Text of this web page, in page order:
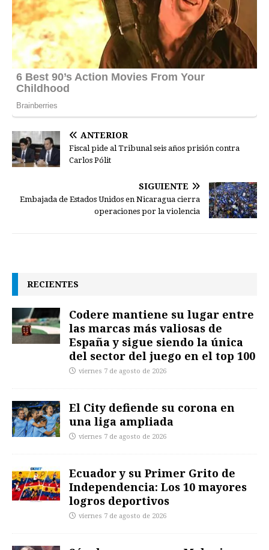
ANTERIOR
Fiscal pide al Tribunal seis años prisión contra
Carlos Pólit
SIGUIENTE
Embajada de Estados Unidos en Nicaragua cierra
operaciones por la violencia
RECIENTES
Codere mantiene su lugar entre
las marcas más valiosas de
España y sigue siendo la única
del sector del juego en el top 100
viernes 7 de agosto de 2026
El City defiende su corona en
una liga ampliada
viernes 7 de agosto de 2026
Ecuador y su Primer Grito de
Independencia: Los 10 mayores
logros deportivos
viernes 7 de agosto de 2026